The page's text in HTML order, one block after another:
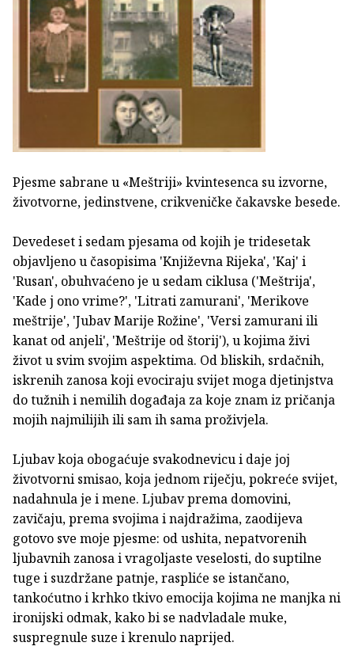
Pjesme sabrane u «Meštriji» kvintesenca su izvorne,
životvorne, jedinstvene, crikveničke čakavske besede.
Devedeset i sedam pjesama od kojih je tridesetak
objavljeno u časopisima 'Književna Rijeka', 'Kaj' i
'Rusan', obuhvaćeno je u sedam ciklusa ('Meštrija',
'Kade j ono vrime?', 'Litrati zamurani', 'Merikove
meštrije', 'Jubav Marije Rožine', 'Versi zamurani ili
kanat od anjeli', 'Meštrije od štorij'), u kojima živi
život u svim svojim aspektima. Od bliskih, srdačnih,
iskrenih zanosa koji evociraju svijet moga djetinjstva
do tužnih i nemilih događaja za koje znam iz pričanja
mojih najmilijih ili sam ih sama proživjela.
Ljubav koja obogaćuje svakodnevicu i daje joj
životvorni smisao, koja jednom riječju, pokreće svijet,
nadahnula je i mene. Ljubav prema domovini,
zavičaju, prema svojima i najdražima, zaodijeva
gotovo sve moje pjesme: od ushita, nepatvorenih
ljubavnih zanosa i vragoljaste veselosti, do suptilne
tuge i suzdržane patnje, raspliće se istančano,
tankoćutno i krhko tkivo emocija kojima ne manjka ni
ironijski odmak, kako bi se nadvladale muke,
suspregnule suze i krenulo naprijed.